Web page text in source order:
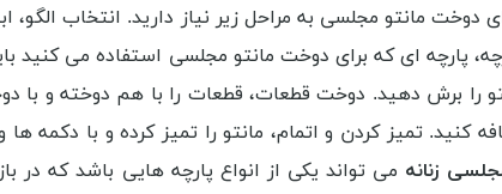
مانتو مجلسی به مراحل زیر نیاز دارید. انتخاب الگو،
پارچه ای که برای دوخت مانتو مجلسی استفاده می
را برش دهید. دوخت قطعات، قطعات را با هم دوخته
کنید. تمیز کردن و اتمام، مانتو را تمیز کرده و با دکمه
زنانه می تواند یکی از انواع پارچه هایی باشد که